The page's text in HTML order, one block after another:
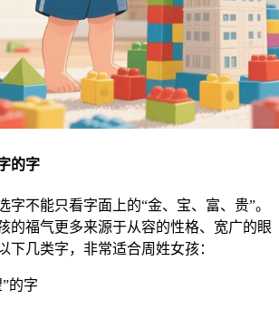
的字
字不能只看字面上的“金、宝、富、贵”。
的福气更多来源于从容的性格、宽广的眼
下几类字，非常适合周姓女孩：
的字